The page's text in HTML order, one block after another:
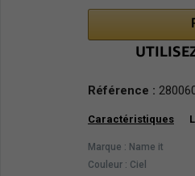
Référence :
Caractéristiques
Marque : Name it
Couleur : Ciel